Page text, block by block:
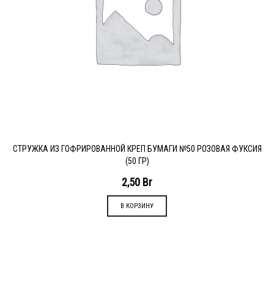
СТРУЖКА ИЗ ГОФРИРОВАННОЙ КРЕП БУМАГИ №50 РОЗОВАЯ ФУКСИЯ
(50 ГР)
2,50 Br
В КОРЗИНУ